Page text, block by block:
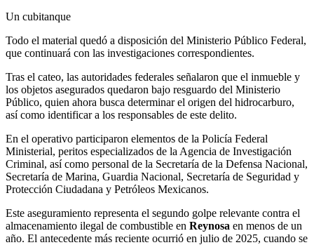
Un cubitanque
Todo el material quedó a disposición del Ministerio Público Federal,
que continuará con las investigaciones correspondientes.
Tras el cateo, las autoridades federales señalaron que el inmueble y
los objetos asegurados quedaron bajo resguardo del Ministerio
Público, quien ahora busca determinar el origen del hidrocarburo,
así como identificar a los responsables de este delito.
En el operativo participaron elementos de la Policía Federal
Ministerial, peritos especializados de la Agencia de Investigación
Criminal, así como personal de la Secretaría de la Defensa Nacional,
Secretaría de Marina, Guardia Nacional, Secretaría de Seguridad y
Protección Ciudadana y Petróleos Mexicanos.
Este aseguramiento representa el segundo golpe relevante contra el
almacenamiento ilegal de combustible en Reynosa en menos de un
año. El antecedente más reciente ocurrió en julio de 2025, cuando se